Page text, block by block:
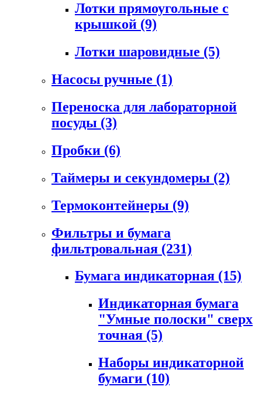
Лотки прямоугольные с
крышкой (9)
Лотки шаровидные (5)
Насосы ручные (1)
Переноска для лабораторной
посуды (3)
Пробки (6)
Таймеры и секундомеры (2)
Термоконтейнеры (9)
Фильтры и бумага
фильтровальная (231)
Бумага индикаторная (15)
Индикаторная бумага
"Умные полоски" сверх
точная (5)
Наборы индикаторной
бумаги (10)